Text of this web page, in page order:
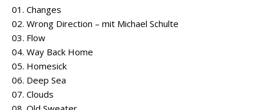
01. Changes
02. Wrong Direction – mit Michael Schulte
03. Flow
04. Way Back Home
05. Homesick
06. Deep Sea
07. Clouds